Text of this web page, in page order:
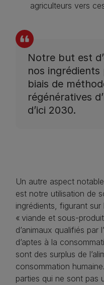
agriculteurs vers
Notre but est
nos
biais de
régénératives
d’ici 2030.
Un autre aspect
est notre utilisation de
ingrédients, figurant sur
« viande et sous-
d’animaux qualifiés par
d’aptes à la
sont des surplus de
consommation
parties qui ne sont pas